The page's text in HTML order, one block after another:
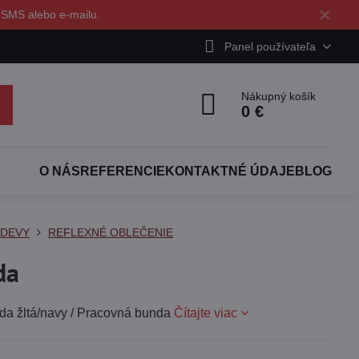
✕
alebo e-mailu.
Panel používateľa
Nákupný košík
0 €
O NÁS REFERENCIE KONTAKTNÉ ÚDAJE BLOG
REFLEXNÉ OBLEČENIE
žltá/navy / Pracovná bunda Čítajte viac